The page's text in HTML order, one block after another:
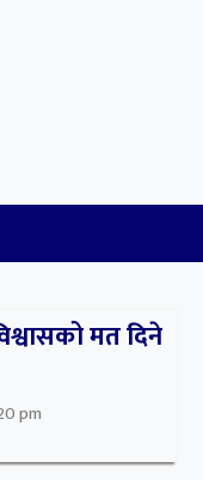
मत दिने
pm